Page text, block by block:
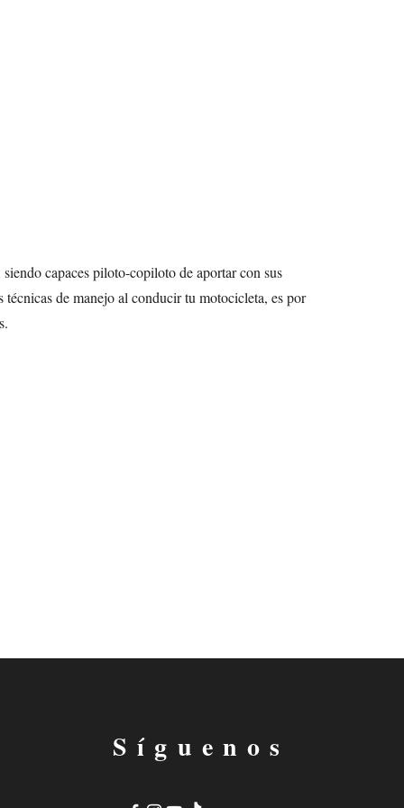
capaces piloto-copiloto de aportar con sus
de manejo al conducir tu motocicleta, es por
Síguenos